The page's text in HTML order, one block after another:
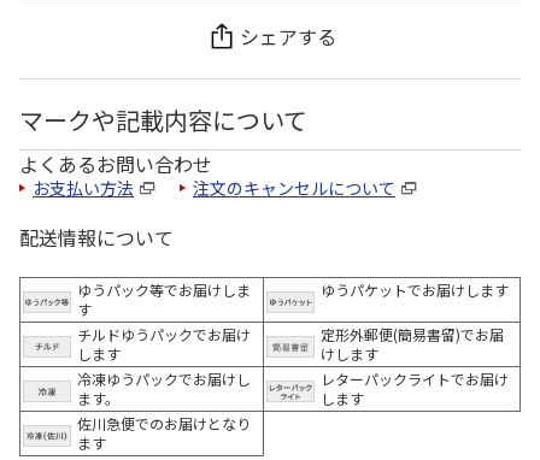
シェアする
マークや記載内容について
よくあるお問い合わせ
お支払い方法 注文のキャンセルについて
配送情報について
ゆうパック等でお届けしま
す
ゆうパケットでお届けします
チルドゆうパックでお届け
します
定形外郵便(簡易書留)でお届
けします
冷凍ゆうパックでお届けし
ます。
レターパックライトでお届け
します
佐川急便でのお届けとなり
ます